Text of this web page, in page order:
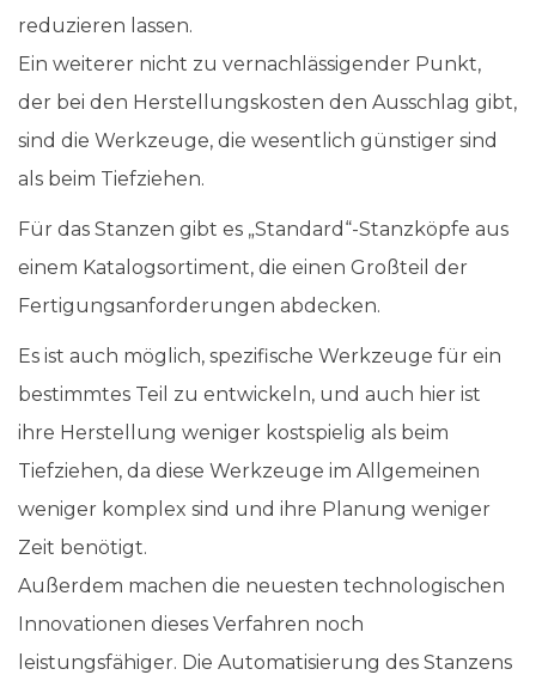
reduzieren lassen.
Ein weiterer nicht zu vernachlässigender Punkt,
der bei den Herstellungskosten den Ausschlag gibt,
sind die Werkzeuge, die wesentlich günstiger sind
als beim Tiefziehen.
Für das Stanzen gibt es „Standard“-Stanzköpfe aus
einem Katalogsortiment, die einen Großteil der
Fertigungsanforderungen abdecken.
Es ist auch möglich, spezifische Werkzeuge für ein
bestimmtes Teil zu entwickeln, und auch hier ist
ihre Herstellung weniger kostspielig als beim
Tiefziehen, da diese Werkzeuge im Allgemeinen
weniger komplex sind und ihre Planung weniger
Zeit benötigt.
Außerdem machen die neuesten technologischen
Innovationen dieses Verfahren noch
leistungsfähiger. Die Automatisierung des Stanzens